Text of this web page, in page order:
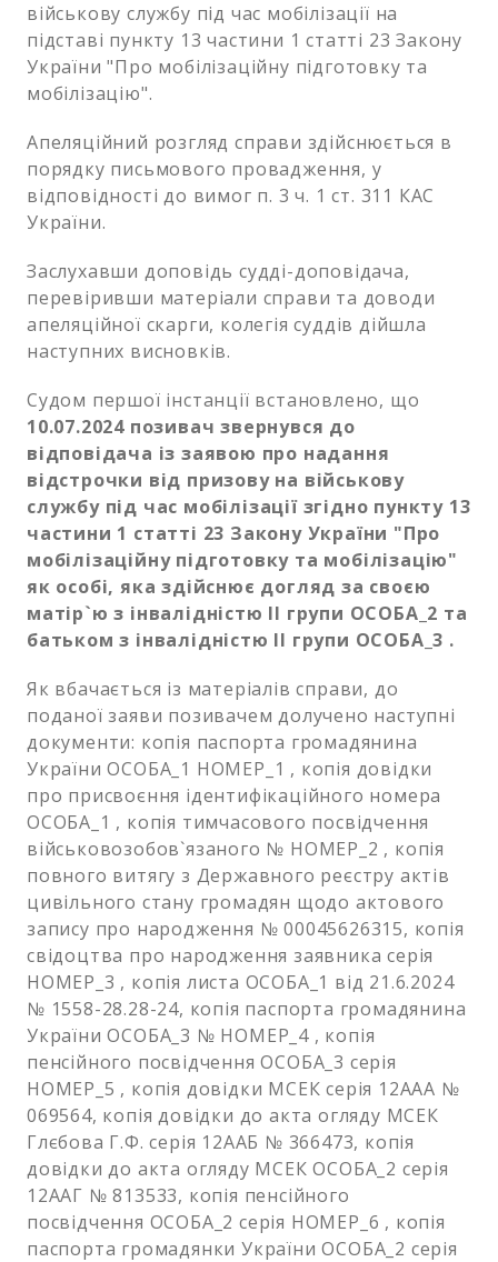
військову службу під час мобілізації на
підставі пункту 13 частини 1 статті 23 Закону
України "Про мобілізаційну підготовку та
мобілізацію".
Апеляційний розгляд справи здійснюється в
порядку письмового провадження, у
відповідності до вимог п. 3 ч. 1 ст. 311 КАС
України.
Заслухавши доповідь судді-доповідача,
перевіривши матеріали справи та доводи
апеляційної скарги, колегія суддів дійшла
наступних висновків.
Судом першої інстанції встановлено, що
10.07.2024 позивач звернувся до
відповідача із заявою про надання
відстрочки від призову на військову
службу під час мобілізації згідно пункту 13
частини 1 статті 23 Закону України "Про
мобілізаційну підготовку та мобілізацію"
як особі, яка здійснює догляд за своєю
матір`ю з інвалідністю ІI групи ОСОБА_2 та
батьком з інвалідністю ІI групи ОСОБА_3 .
Як вбачається із матеріалів справи, до
поданої заяви позивачем долучено наступні
документи: копія паспорта громадянина
України ОСОБА_1 НОМЕР_1 , копія довідки
про присвоєння ідентифікаційного номера
ОСОБА_1 , копія тимчасового посвідчення
військовозобов`язаного № НОМЕР_2 , копія
повного витягу з Державного реєстру актів
цивільного стану громадян щодо актового
запису про народження № 00045626315, копія
свідоцтва про народження заявника серія
НОМЕР_3 , копія листа ОСОБА_1 від 21.6.2024
№ 1558-28.28-24, копія паспорта громадянина
України ОСОБА_3 № НОМЕР_4 , копія
пенсійного посвідчення ОСОБА_3 серія
НОМЕР_5 , копія довідки МСЕК серія 12AAA №
069564, копія довідки до акта огляду МСЕК
Глєбова Г.Ф. серія 12ААБ № 366473, копія
довідки до акта огляду МСЕК ОСОБА_2 серія
12ААГ № 813533, копія пенсійного
посвідчення ОСОБА_2 серія НОМЕР_6 , копія
паспорта громадянки України ОСОБА_2 серія